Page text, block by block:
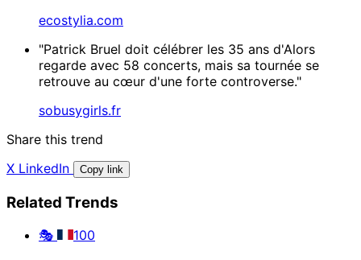
ecostylia.com
"Patrick Bruel doit célébrer les 35 ans d'Alors
regarde avec 58 concerts, mais sa tournée se
retrouve au cœur d'une forte controverse."
sobusygirls.fr
Share this trend
X LinkedIn Copy link
Related Trends
🎭 100